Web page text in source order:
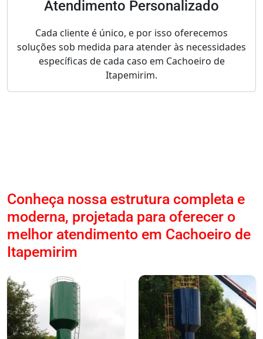
Atendimento Personalizado
Cada cliente é único, e por isso oferecemos
soluções sob medida para atender às necessidades
específicas de cada caso em Cachoeiro de
Itapemirim.
Conheça nossa estrutura completa e
moderna, projetada para oferecer o
melhor atendimento em Cachoeiro de
Itapemirim